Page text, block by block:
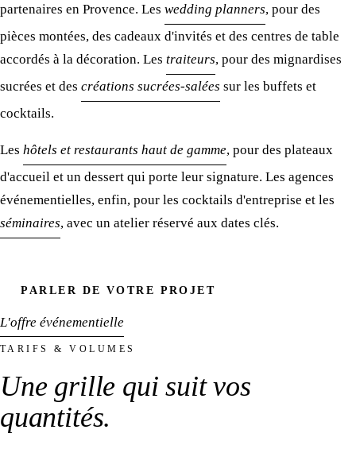
partenaires en Provence. Les wedding planners, pour des
pièces montées, des cadeaux d'invités et des centres de table
accordés à la décoration. Les traiteurs, pour des mignardises
sucrées et des créations sucrées-salées sur les buffets et
cocktails.
Les hôtels et restaurants haut de gamme, pour des plateaux
d'accueil et un dessert qui porte leur signature. Les agences
événementielles, enfin, pour les cocktails d'entreprise et les
séminaires, avec un atelier réservé aux dates clés.
PARLER DE VOTRE PROJET
L'offre événementielle
TARIFS & VOLUMES
Une grille qui suit vos
quantités.